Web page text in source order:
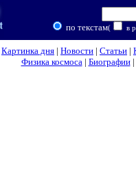
по текстам( в
Картинка дня | Новости | Статьи |
Физика космоса| Биографии|